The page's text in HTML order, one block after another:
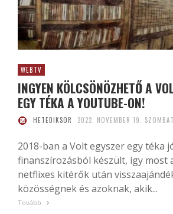
WEBTV
INGYEN KÖLCSÖNÖZHETŐ A
EGY TÉKA A YOUTUBE-ON!
HETEDIKSOR 2022. NOVEMBER 19. SZOMBAT
2018-ban a Volt egyszer egy téka
finanszírozásból készült, így most
netflixes kitérők után
közösségnek és azoknak, akik...
Tovább